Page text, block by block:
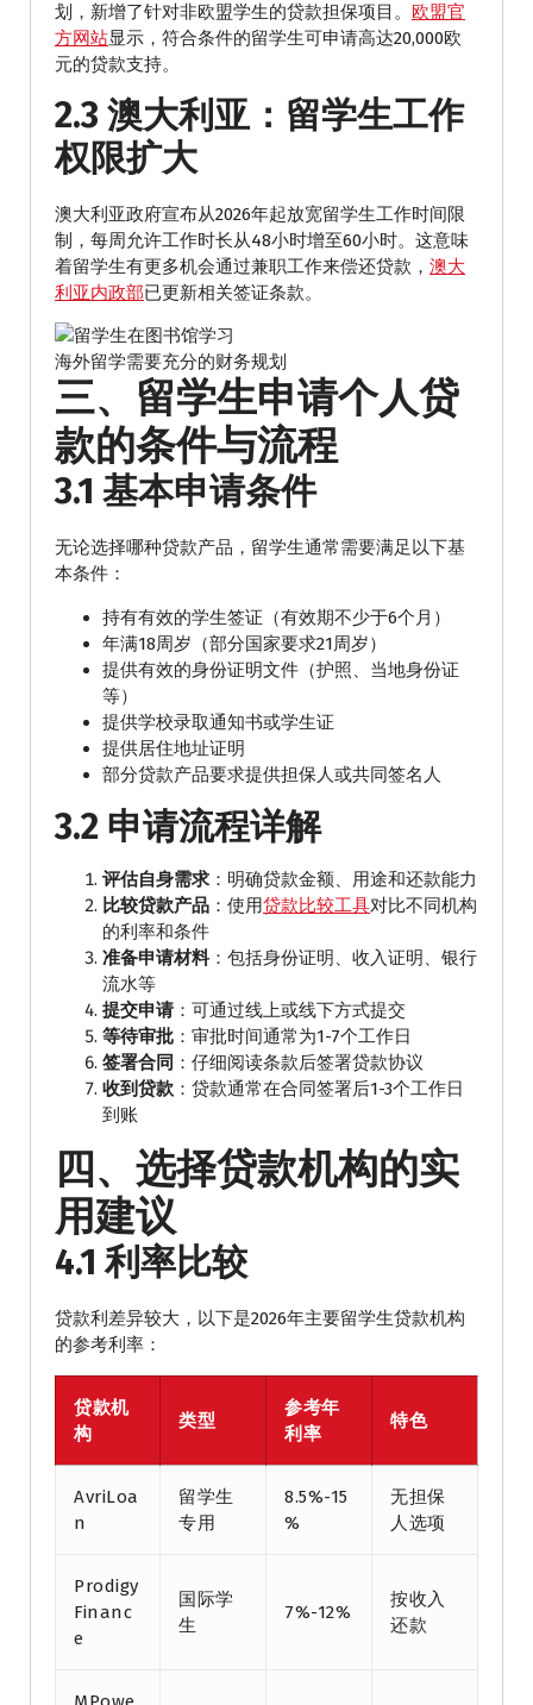
划，新增了针对非欧盟学生的贷款担保项目。 欧盟官
方网站显示，符合条件的留学生可申请高达20,000欧
元的贷款支持。
2.3 澳大利亚：留学生工作
权限扩大
澳大利亚政府宣布从2026年起放宽留学生工作时间限
制，每周允许工作时长从48小时增至60小时。这意味
着留学生有更多机会通过兼职工作来偿还贷款， 澳大
利亚内政部已更新相关签证条款。
海外留学需要充分的财务规划
三、留学生申请个人贷
款的条件与流程
3.1 基本申请条件
无论选择哪种贷款产品，留学生通常需要满足以下基
本条件：
持有有效的学生签证（有效期不少于6个月）
年满18周岁（部分国家要求21周岁）
提供有效的身份证明文件（护照、当地身份证
等）
提供学校录取通知书或学生证
提供居住地址证明
部分贷款产品要求提供担保人或共同签名人
3.2 申请流程详解
评估自身需求 ：明确贷款金额、用途和还款能力
比较贷款产品 ：使用贷款比较工具对比不同机构
的利率和条件
准备申请材料：包括身份证明、收入证明、银行
流水等
提交申请 ：可通过线上或线下方式提交
等待审批 ：审批时间通常为1-7个工作日
签署合同 ：仔细阅读条款后签署贷款协议
收到贷款 ：贷款通常在合同签署后1-3个工作日
到账
四、选择贷款机构的实
用建议
4.1 利率比较
贷款利差异较大，以下是2026年主要留学生贷款机构
的参考利率：
贷款机
构
类型
参考年
利率
特色
AvriLoa
n
留学生
专用
8.5%-15
%
无担保
人选项
Prodigy
Financ
e
国际学
生
7%-12%
按收入
还款